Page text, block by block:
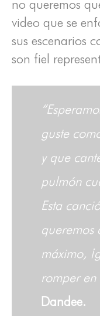
no queremos
video que se
sus escenarios
son fiel
guste
y que
pulmón
Esta
queremos
máximo,
romper en
Dandee.